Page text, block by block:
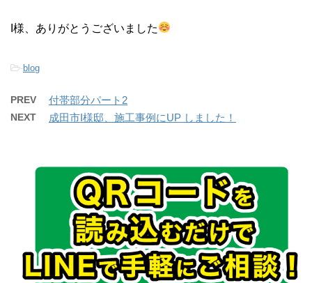
I様、ありがとうございました
-blog
PREV 付帯部分パート2
NEXT 成田市I様邸、施工事例にUP しました！